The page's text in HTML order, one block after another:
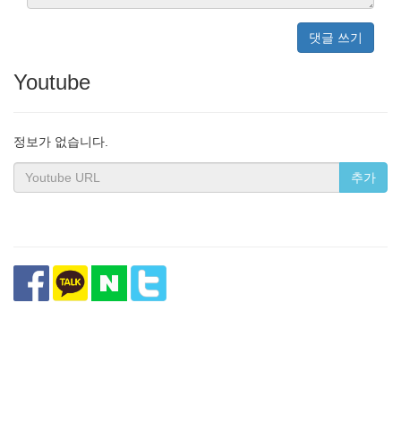
댓글 쓰기
Youtube
정보가 없습니다.
추가